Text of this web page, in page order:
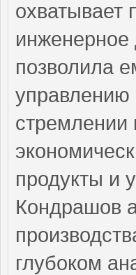
охватывает
инженерное
позволила
управлению
стремлении
продукты и
Кондрашов
глубоком